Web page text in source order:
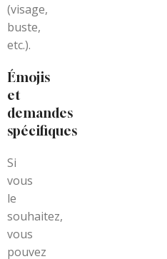
(visage,
buste,
etc.).
Émojis
et
demandes
spécifiques
Si
vous
le
souhaitez,
vous
pouvez